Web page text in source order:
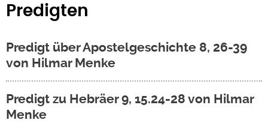
Predigten
Predigt über Apostelgeschichte 8, 26-39
von Hilmar Menke
Predigt zu Hebräer 9, 15.24-28 von Hilmar
Menke